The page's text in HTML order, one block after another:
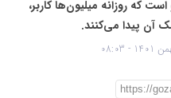
که روزانه میلیون‌ها کاربر،
آن پیدا می‌کنند.